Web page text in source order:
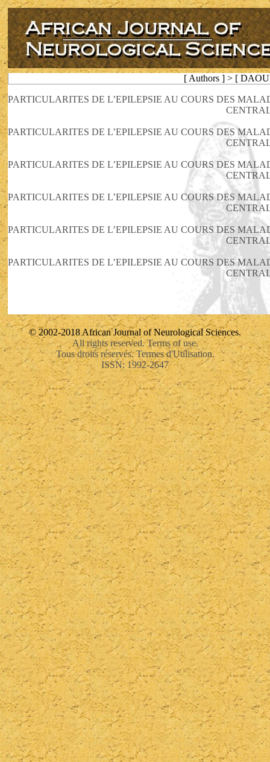
[ Authors ] > [
PARTICULARITES DE L’EPILEPSIE AU COURS DES
PARTICULARITES DE L’EPILEPSIE AU COURS DES
PARTICULARITES DE L’EPILEPSIE AU COURS DES
PARTICULARITES DE L’EPILEPSIE AU COURS DES
PARTICULARITES DE L’EPILEPSIE AU COURS DES
PARTICULARITES DE L’EPILEPSIE AU COURS DES
© 2002-2018 African Journal of Neurological Sciences.
All rights reserved. Terms of use.
Tous droits réservés. Termes d'Utilisation.
ISSN: 1992-2647